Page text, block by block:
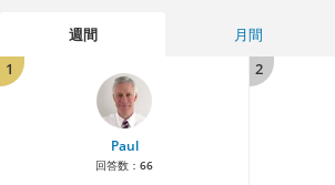
週間 月間
1
Paul
回答数： 66
2